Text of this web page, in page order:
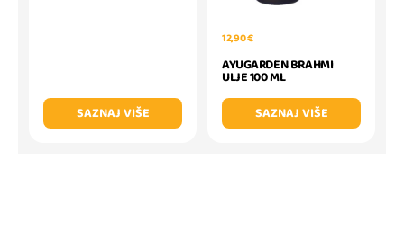
SAZNAJ VIŠE
12,90 €
AYUGARDEN BRAHMI
ULJE 100 ML
SAZNAJ VIŠE